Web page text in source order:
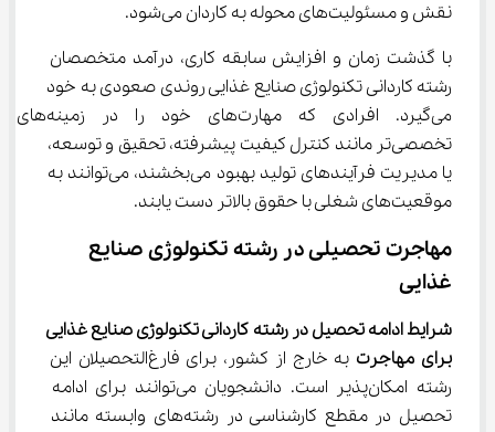
نقش و مسئولیت‌های محوله به کاردان می‌شود.
با گذشت زمان و افزایش سابقه کاری، درآمد متخصصان
رشته کاردانی تکنولوژی صنایع غذایی روندی صعودی به خود
می‌گیرد. افرادی که مهارت‌های خود را در زمینه‌های
تخصصی‌تر مانند کنترل کیفیت پیشرفته، تحقیق و توسعه،
یا مدیریت فرآیندهای تولید بهبود می‌بخشند، می‌توانند به
موقعیت‌های شغلی با حقوق بالاتر دست یابند.
مهاجرت تحصیلی در رشته تکنولوژی صنایع
غذایی
شرایط ادامه تحصیل در رشته کاردانی تکنولوژی صنایع غذایی
برای مهاجرت
به خارج از کشور، برای فارغ‌التحصیلان این
رشته امکان‌پذیر است. دانشجویان می‌توانند برای ادامه
تحصیل در مقطع کارشناسی در رشته‌های وابسته مانند